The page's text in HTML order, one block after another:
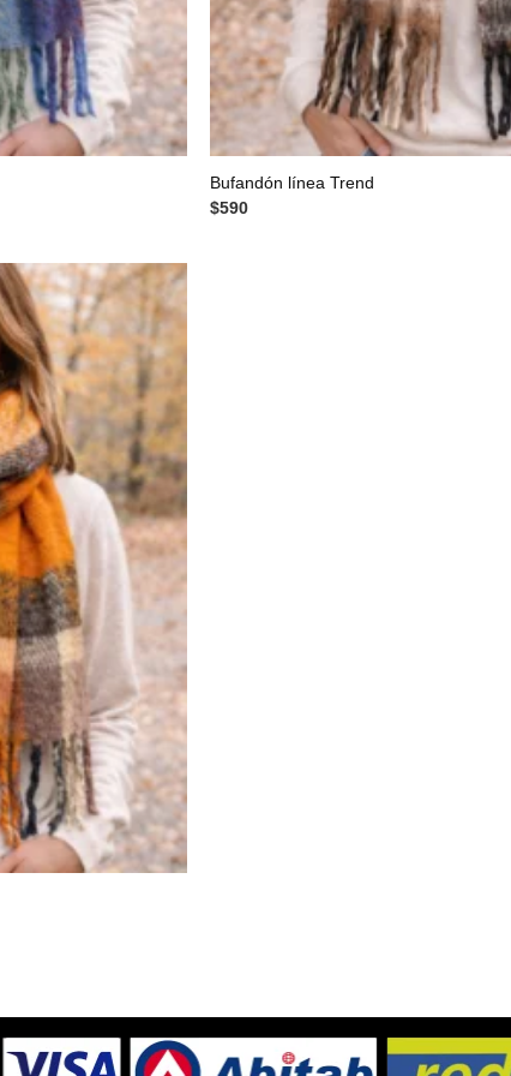
Bufandón línea Trend
$590